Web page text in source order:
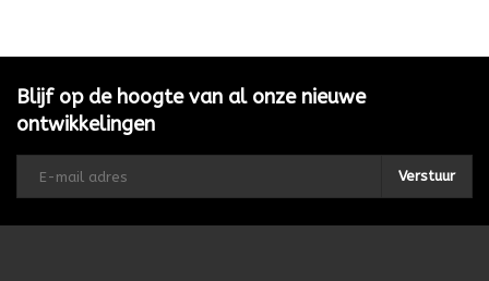
Blijf op de hoogte van al onze nieuwe
ontwikkelingen
Verstuur